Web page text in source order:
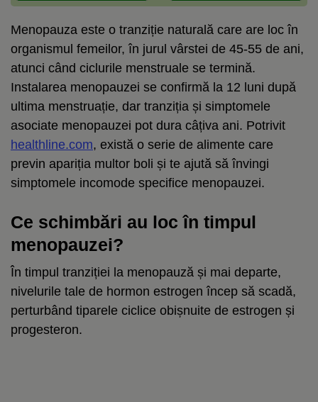
Menopauza este o tranziție naturală care are loc în
organismul femeilor, în jurul vârstei de 45-55 de ani,
atunci când ciclurile menstruale se termină.
Instalarea menopauzei se confirmă la 12 luni după
ultima menstruație, dar tranziția și simptomele
asociate menopauzei pot dura câțiva ani. Potrivit
healthline.com, există o serie de alimente care
previn apariția multor boli și te ajută să învingi
simptomele incomode specifice menopauzei.
Ce schimbări au loc în timpul
menopauzei?
În timpul tranziției la menopauză și mai departe,
nivelurile tale de hormon estrogen încep să scadă,
perturbând tiparele ciclice obișnuite de estrogen și
progesteron.